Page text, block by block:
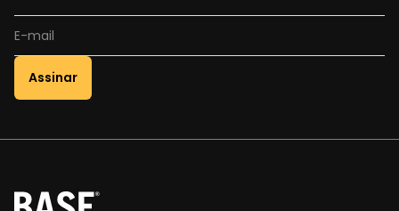
Assinar